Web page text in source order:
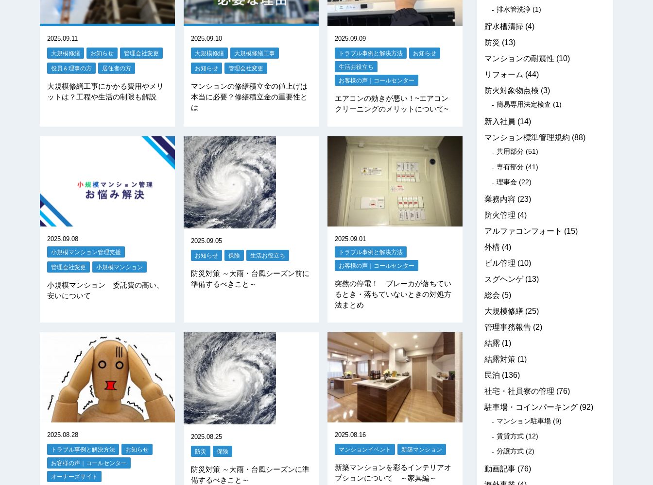
2025.09.11
大規模修繕 お知らせ 管理会社変更
役員＆理事の方 居住者の方
大規模修繕工事にかかる費用やメリ
ットは？工程や生活の制限も解説
2025.09.10
大規模修繕 大規模修繕工事
お知らせ 管理会社変更
マンションの修繕積立金の値上げは
本当に必要？修繕積立金の重要性と
は
2025.09.09
トラブル事例と解決方法 お知らせ
生活お役立ち
お客様の声｜コールセンター
エアコンの効きが悪い！~エアコン
クリーニングのメリットについて~
2025.09.08
小規模マンション管理支援
管理会社変更 小規模マンション
小規模マンション 委託費の高い、
安いについて
2025.09.05
お知らせ 保険 生活お役立ち
防災対策 ～大雨・台風シーズン前に
準備するべきこと～
2025.09.01
トラブル事例と解決方法
お客様の声｜コールセンター
突然の停電！ ブレーカが落ちてい
るとき・落ちていないときの対処方
法まとめ
2025.08.28
トラブル事例と解決方法 お知らせ
お客様の声｜コールセンター
オーナーズサイト
2025.08.25
防災 保険
防災対策 ～大雨・台風シーズンに準
備するべきこと～
2025.08.16
マンションイベント 新築マンション
新築マンションを彩るインテリアオ
プションについて ～家具編～
排水管洗浄 (1)
貯水槽清掃 (4)
防災 (13)
マンションの耐震性 (10)
リフォーム (44)
防火対象物点検 (3)
簡易専用法定検査 (1)
新入社員 (14)
マンション標準管理規約 (88)
共用部分 (51)
専有部分 (41)
理事会 (22)
業務内容 (23)
防火管理 (4)
アルファコンフォート (15)
外構 (4)
ビル管理 (10)
スグヘンゲ(13)
総会 (5)
大規模修繕 (25)
管理事務報告 (2)
結露 (1)
結露対策 (1)
民泊 (136)
社宅・社員寮の管理 (76)
駐車場・コインパーキング (92)
マンション駐車場 (9)
賃貸方式 (12)
分譲方式 (2)
動画記事 (76)